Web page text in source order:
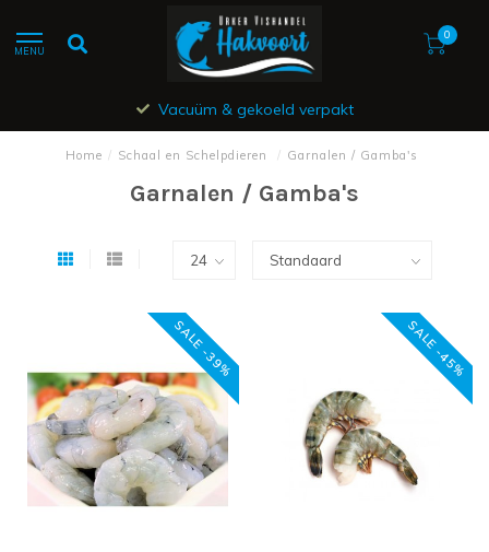
MENU
0
Vacuüm & gekoeld verpakt
Home / Schaal en Schelpdieren / Garnalen / Gamba's
Garnalen / Gamba's
SALE -39% SALE -45%